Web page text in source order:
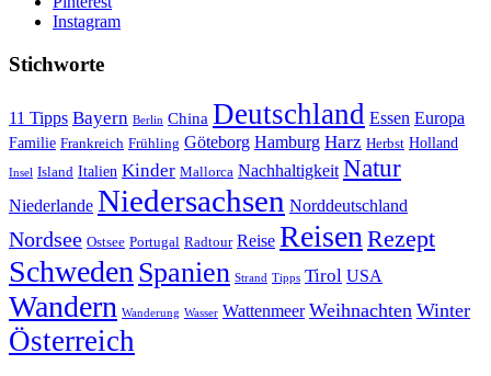
Instagram
Stichworte
11 Tipps Bayern Berlin China Deutschland Essen Europa
Familie Frankreich Frühling Göteborg Hamburg Harz Herbst Holland
Insel Island Italien Kinder Mallorca Nachhaltigkeit Natur
Niederlande Niedersachsen Norddeutschland
Nordsee Ostsee Portugal Radtour Reise Reisen Rezept
Schweden Spanien Strand Tipps Tirol USA
Wandern Wanderung Wasser Wattenmeer Weihnachten Winter
Österreich